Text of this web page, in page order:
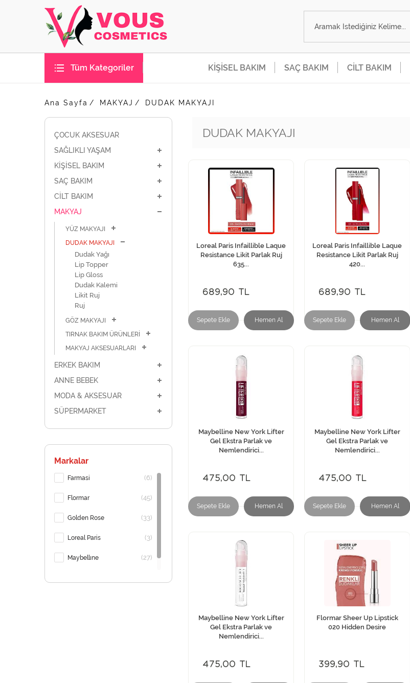
Tüm Kategoriler KİŞİSEL BAKIM SAÇ BAKIM CİLT BAKIM
Ana Sayfa MAKYAJ DUDAK MAKYAJI
ÇOCUK AKSESUAR
SAĞLIKLI YAŞAM
KİŞİSEL BAKIM
SAÇ BAKIM
CİLT BAKIM
MAKYAJ
YÜZ MAKYAJI
DUDAK MAKYAJI
Dudak Yağı
Lip Topper
Lip Gloss
Dudak Kalemi
Likit Ruj
Ruj
GÖZ MAKYAJI
TIRNAK BAKIM ÜRÜNLERİ
MAKYAJ AKSESUARLARI
ERKEK BAKIM
ANNE BEBEK
MODA & AKSESUAR
SÜPERMARKET
Markalar
Farmasi (6)
Flormar (45)
Golden Rose (33)
Loreal Paris (3)
Maybellıne (27)
DUDAK MAKYAJI
Sepete Ekle Hemen Al
Loreal Paris Infaillible Laque
Resistance Likit Parlak Ruj
635...
689,90 TL
Sepete Ekle Hemen Al
Loreal Paris Infaillible Laque
Resistance Likit Parlak Ruj
420...
689,90 TL
Sepete Ekle Hemen Al
Maybelline New York Lifter
Gel Ekstra Parlak ve
Nemlendirici...
475,00 TL
Sepete Ekle Hemen Al
Maybelline New York Lifter
Gel Ekstra Parlak ve
Nemlendirici...
475,00 TL
Maybelline New York Lifter
Gel Ekstra Parlak ve
Nemlendirici...
475,00 TL
Flormar Sheer Up Lipstick
020 Hidden Desire
399,90 TL